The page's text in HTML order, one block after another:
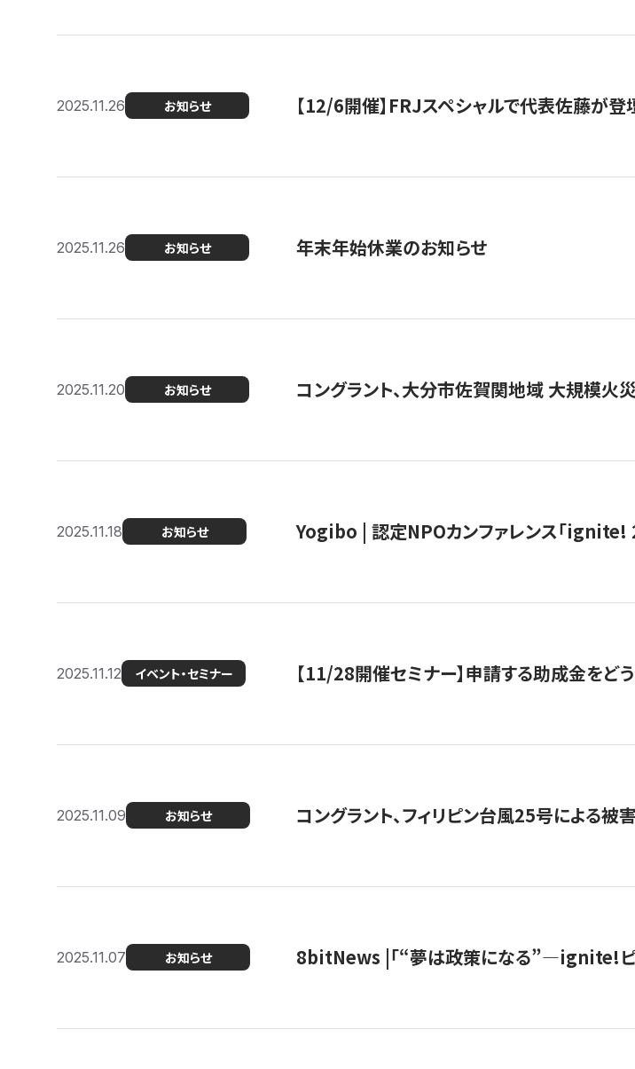
2025.11.26 お知らせ 【12/6開催】FRJスペシャルで代表佐藤が登
2025.11.26 お知らせ 年末年始休業のお知らせ
2025.11.20 お知らせ コングラント、大分市佐賀関地域 大規模火
2025.11.18 お知らせ Yogibo | 認定NPOカンファレンス「ignite!
2025.11.12 イベント・セミナー 【11/28開催セミナー】申請する助成金をど
2025.11.09 お知らせ コングラント、フィリピン台風25号による
2025.11.07 お知らせ 8bitNews |「“夢は政策になる”—ignite!ピ